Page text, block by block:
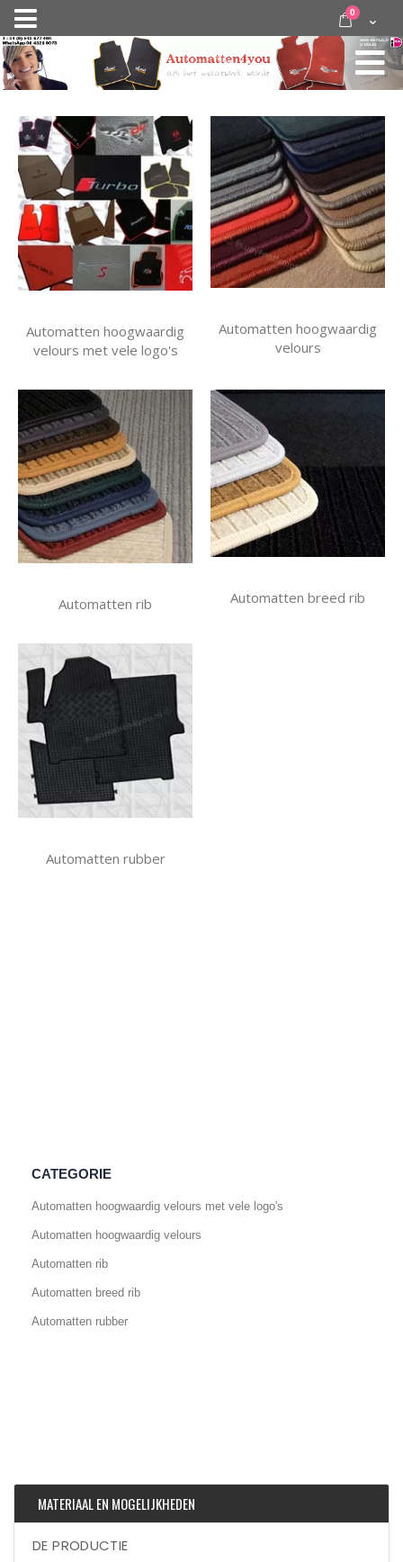
Nav
activeren
door
inhoud
Cart
0 items
Automatten hoogwaardig
velours met vele logo's
Automatten hoogwaardig
velours
Automatten rib Automatten breed rib
Automatten rubber
CATEGORIE
Automatten hoogwaardig velours met vele logo's
Automatten hoogwaardig velours
Automatten rib
Automatten breed rib
Automatten rubber
MATERIAAL EN MOGELIJKHEDEN
DE PRODUCTIE